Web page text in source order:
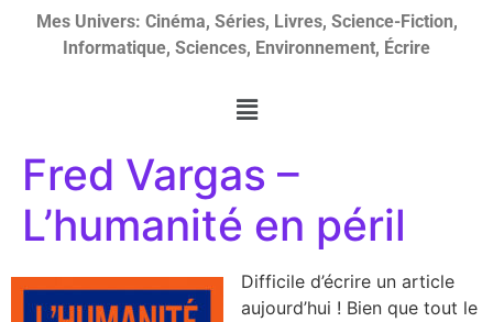
Mes Univers: Cinéma, Séries, Livres, Science-Fiction,
Informatique, Sciences, Environnement, Écrire
Fred Vargas –
L’humanité en péril
Difficile d’écrire un article
aujourd’hui ! Bien que tout le